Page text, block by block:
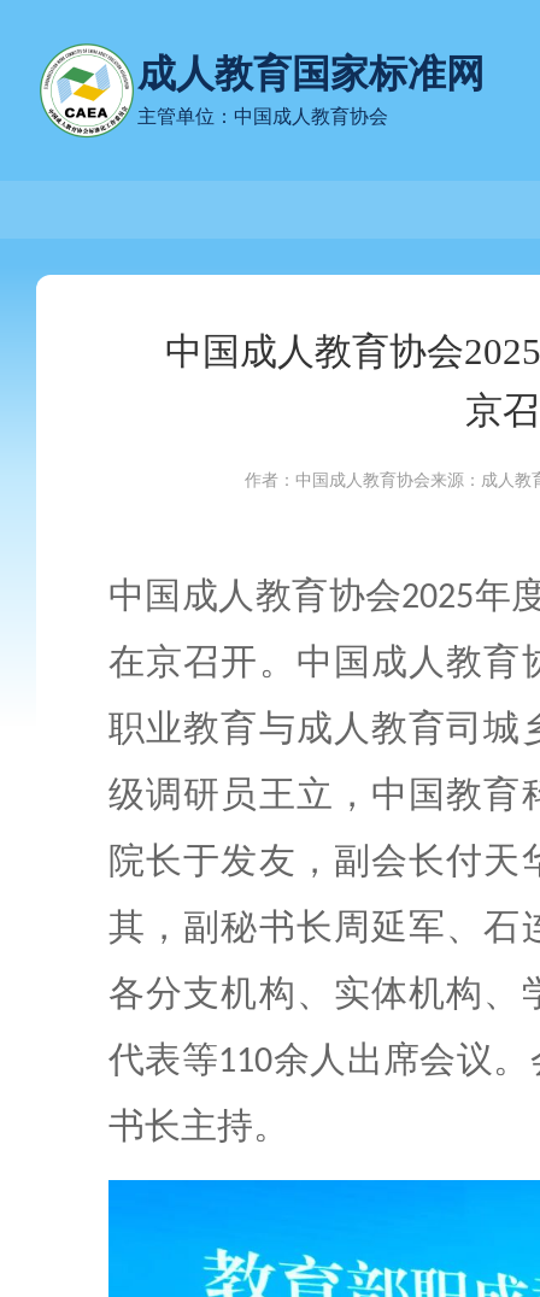
成人教育国家标准网
主管单位：中国成人教育协会
中国成人教育协会
京
作者：中国成人教育协会来源：成人教
中国成人教育协会2025年
在京召开。中国成人教育
职业教育与成人教育司城
级调研员王立，中国教育
院长于发友，副会长付天
其，副秘书长周延军、石
各分支机构、实体机构、
代表等110余人出席会议
书长主持。